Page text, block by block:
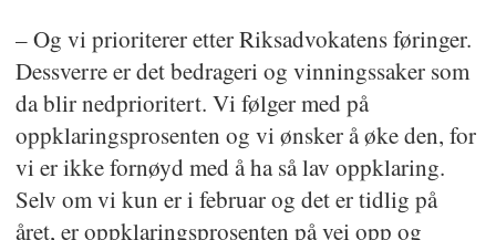
– Og vi prioriterer etter Riksadvokatens føringer.
Dessverre er det bedrageri og vinningssaker som
da blir nedprioritert. Vi følger med på
oppklaringsprosenten og vi ønsker å øke den, for
vi er ikke fornøyd med å ha så lav oppklaring.
Selv om vi kun er i februar og det er tidlig på
året, er oppklaringsprosenten på vei opp og